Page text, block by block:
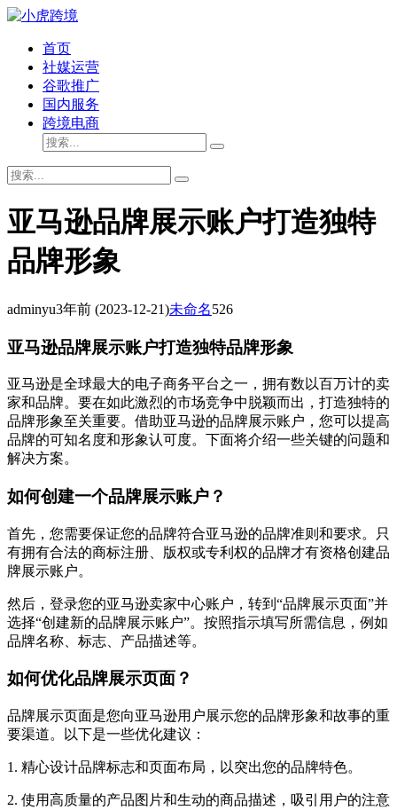
首页
社媒运营
谷歌推广
国内服务
跨境电商
亚马逊品牌展示账户打造独特
品牌形象
adminyu3年前 (2023-12-21)未命名526
亚马逊品牌展示账户打造独特品牌形象
亚马逊是全球最大的电子商务平台之一，拥有数以百万计的卖
家和品牌。要在如此激烈的市场竞争中脱颖而出，打造独特的
品牌形象至关重要。借助亚马逊的品牌展示账户，您可以提高
品牌的可知名度和形象认可度。下面将介绍一些关键的问题和
解决方案。
如何创建一个品牌展示账户？
首先，您需要保证您的品牌符合亚马逊的品牌准则和要求。只
有拥有合法的商标注册、版权或专利权的品牌才有资格创建品
牌展示账户。
然后，登录您的亚马逊卖家中心账户，转到“品牌展示页面”并
选择“创建新的品牌展示账户”。按照指示填写所需信息，例如
品牌名称、标志、产品描述等。
如何优化品牌展示页面？
品牌展示页面是您向亚马逊用户展示您的品牌形象和故事的重
要渠道。以下是一些优化建议：
1. 精心设计品牌标志和页面布局，以突出您的品牌特色。
2. 使用高质量的产品图片和生动的商品描述，吸引用户的注意